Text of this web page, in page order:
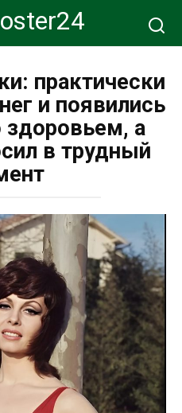
практически
и появились
а
в трудный